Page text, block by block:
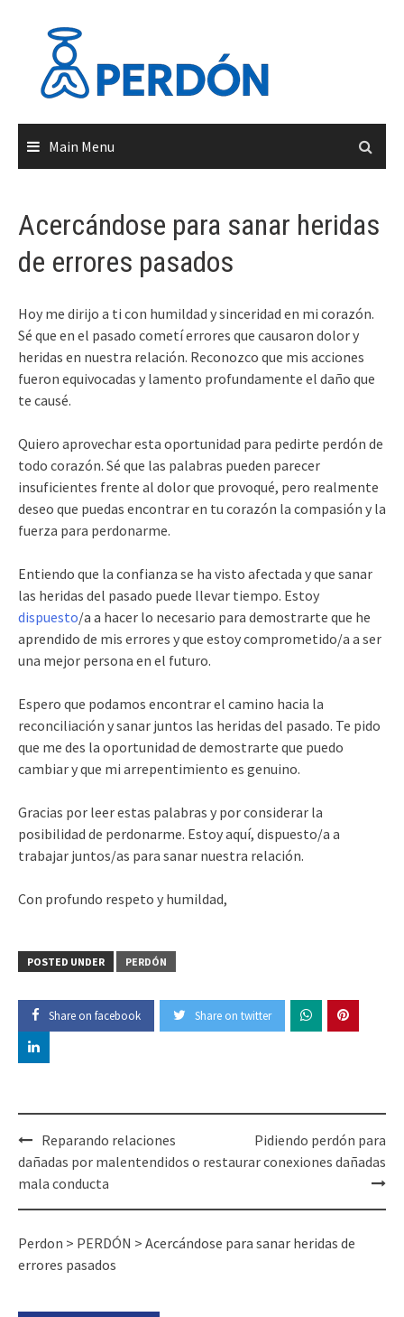
Main Menu
Acercándose para sanar heridas
de errores pasados
Hoy me dirijo a ti con humildad y sinceridad en mi corazón.
Sé que en el pasado cometí errores que causaron dolor y
heridas en nuestra relación. Reconozco que mis acciones
fueron equivocadas y lamento profundamente el daño que
te causé.
Quiero aprovechar esta oportunidad para pedirte perdón de
todo corazón. Sé que las palabras pueden parecer
insuficientes frente al dolor que provoqué, pero realmente
deseo que puedas encontrar en tu corazón la compasión y la
fuerza para perdonarme.
Entiendo que la confianza se ha visto afectada y que sanar
las heridas del pasado puede llevar tiempo. Estoy
dispuesto/a a hacer lo necesario para demostrarte que he
aprendido de mis errores y que estoy comprometido/a a ser
una mejor persona en el futuro.
Espero que podamos encontrar el camino hacia la
reconciliación y sanar juntos las heridas del pasado. Te pido
que me des la oportunidad de demostrarte que puedo
cambiar y que mi arrepentimiento es genuino.
Gracias por leer estas palabras y por considerar la
posibilidad de perdonarme. Estoy aquí, dispuesto/a a
trabajar juntos/as para sanar nuestra relación.
Con profundo respeto y humildad,
POSTED UNDER PERDÓN
Share on facebook Share on twitter
Post
navigation
Reparando relaciones
dañadas por malentendidos o
mala conducta
Pidiendo perdón para
restaurar conexiones dañadas
Perdon > PERDÓN > Acercándose para sanar heridas de
errores pasados